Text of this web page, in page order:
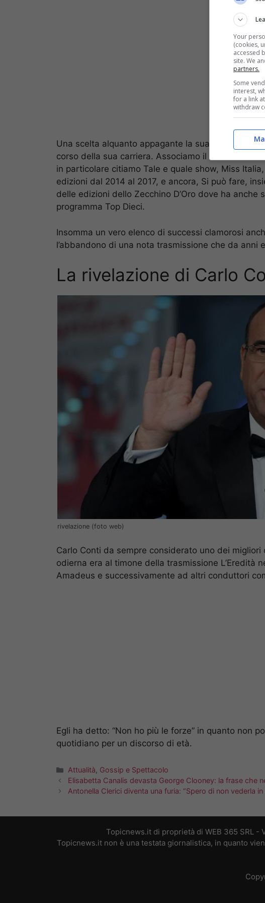
Una scelta alquanto appagante la sua, visto i
corso della sua carriera. Associamo il volto di
in particolare citiamo Tale e quale show, Miss
edizioni dal 2014 al 2017, e ancora, Si può fare,
delle edizioni dello Zecchino D’Oro dove ha
programma Top Dieci.
Insomma un vero elenco di successi clamorosi
l’abbandono di una nota trasmissione che da anni
La rivelazione di Carlo
rivelazione (foto web)
Carlo Conti da sempre considerato uno dei
odierna era al timone della trasmissione L’Eredità
Amadeus e successivamente ad altri conduttori
Egli ha detto: “Non ho più le forze” in quanto non
quotidiano per un discorso di età.
Categorie
Attualità, Gossip e Spettacolo
Elisabetta Canalis devasta George Clooney: la frase che
Antonella Clerici diventa una furia: “Spero di non vederla
Topicnews.it di proprietà di WEB 365 SRL -
Topicnews.it non è una testata giornalistica, in quanto
Your
(cookies,
accessed
site. We
partners.
Some
interest,
for a link
withdraw